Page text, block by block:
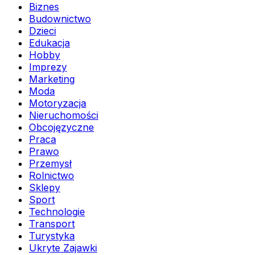
Biznes
Budownictwo
Dzieci
Edukacja
Hobby
Imprezy
Marketing
Moda
Motoryzacja
Nieruchomości
Obcojęzyczne
Praca
Prawo
Przemysł
Rolnictwo
Sklepy
Sport
Technologie
Transport
Turystyka
Ukryte Zajawki